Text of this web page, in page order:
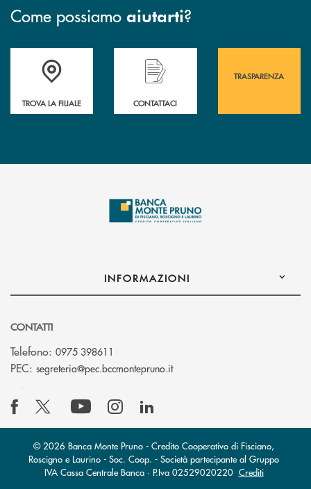
Come possiamo aiutarti?
Accedi all' elenco completo&nbsp; delle&nbsp; filiali&nbsp; di Banca
TROVA LA FILIALE
Hai bisogno di assistenza immediata?
CONTATTACI
TRASPARENZA
INFORMAZIONI
CONTATTI
Telefono: 0975 398611
PEC: segreteria@pec.bccmontepruno.it(si apre l’app di posta
© 2026 Banca Monte Pruno - Credito Cooperativo di Fisciano,
Roscigno e Laurino - Soc. Coop. - Società partecipante al Gruppo
IVA Cassa Centrale Banca · P.Iva 02529020220 Crediti